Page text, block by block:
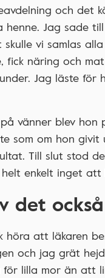
och det
Jag sade
vi samlas
näring och
Jag läste för
vänner blev hon
som om hon
Till slut stod
enkelt inget att
det också
höra att läkaren
och jag grät
lilla mor än att